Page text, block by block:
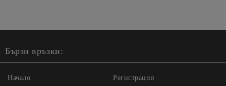
Бързи връзки:
Начало Регистрация